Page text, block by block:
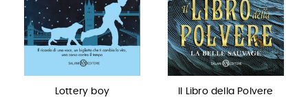
Lottery boy
Il Libro della Polvere